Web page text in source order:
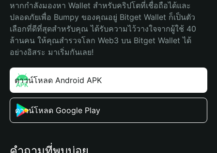
หากกำลังมองหา Wallet สำหรับคริปโตที่เชื่อถือได้และ
ปลอดภัยเพื่อ Bumpy ของคุณอยู่ Bitget Wallet ก็เป็นตัว
เลือกที่ดีที่สุดสำหรับคุณ ได้รับความไว้วางใจจากผู้ใช้ 40
ล้านคน ให้คุณสำรวจโลก Web3 บน Bitget Wallet ได้
อย่างอิสระ มาเริ่มกันเลย!
ดาวน์โหลด Android APK
ดาวน์โหลด Google Play